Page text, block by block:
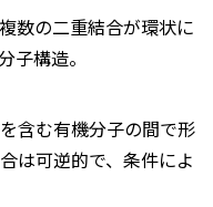
数の二重結合が環状に
子構造。
含む有機分子の間で形
は可逆的で、条件によ